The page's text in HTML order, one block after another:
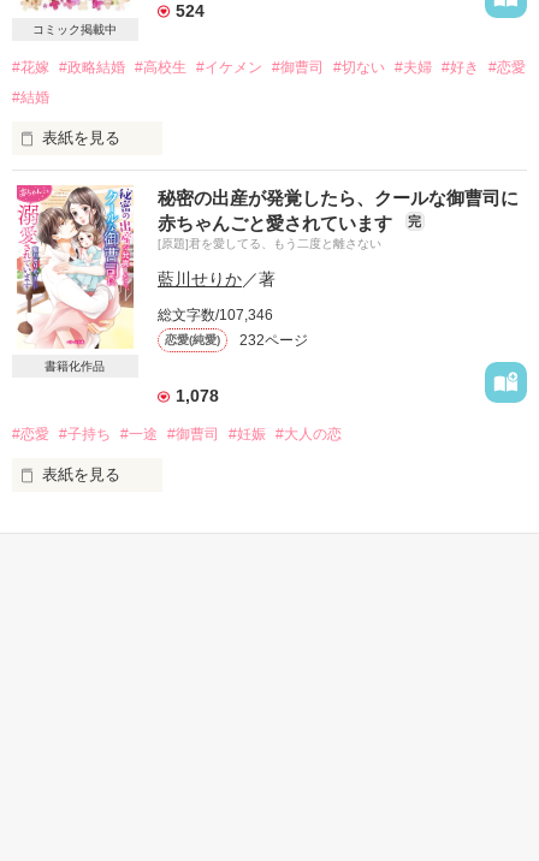
ーーーーーーー
初めての作品です！
後半のドロドロな展開や、
愛の溢れる内容があったりするお話です。
どーぞ最後まで付き合ってくださいっ♪
総PV数/2500000突破！
ありがとうございますっっっ(；ω；)！
ポチっとな☆
コミック掲載中
524
#花嫁 #政略結婚 #高校生 #イケメン #御曹司 #切ない #夫婦 #好き
#恋愛
#結婚
表紙を見る
それは突然のことだった
「ここに印鑑を」
両親に連れられてきた大きな屋敷で言われた一言
目の前には無表情のまま私を見つめる美形男子。
と、婚姻届！?
どういうこと？
書籍化作品
秘密の出産が発覚したら、クールな御曹司に
赤ちゃんごと愛されています
完
[原題]君を愛してる、もう二度と離さない
藍川せりか／著
総文字数/107,346
恋愛(純愛) 232ページ
1,078
#恋愛 #子持ち #一途 #御曹司 #妊娠 #大人の恋
表紙を見る